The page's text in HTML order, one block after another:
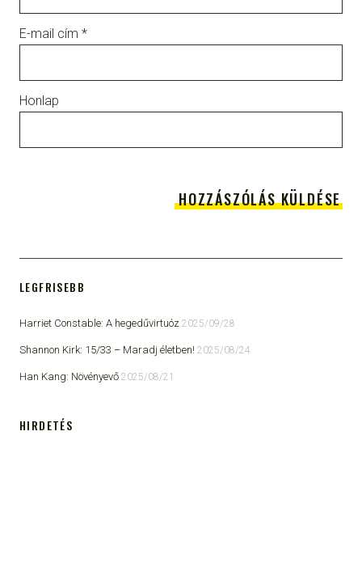
E-mail cím *
Honlap
LEGFRISEBB
Harriet Constable: A hegedűvirtuóz 2025/09/28
Shannon Kirk: 15/33 ​– Maradj életben! 2025/08/24
Han Kang: Növényevő 2025/08/21
HIRDETÉS